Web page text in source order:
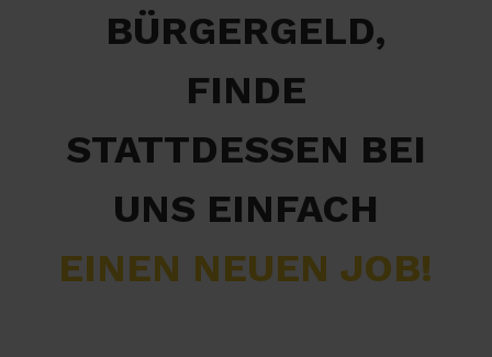
BÜRGERGELD,
FINDE
STATTDESSEN BEI
UNS EINFACH
EINEN NEUEN JOB!